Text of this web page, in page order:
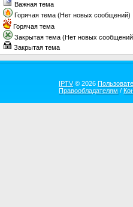
Важная тема
Горячая тема (Нет новых сообщений)
Горячая тема
Закрытая тема (Нет новых
Закрытая тема
IPTV© 2026
Правообладателям /